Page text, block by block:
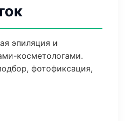
эпиляция и
косметологами.
фотофиксация,